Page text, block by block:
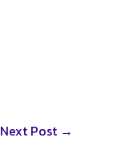
Next Post →